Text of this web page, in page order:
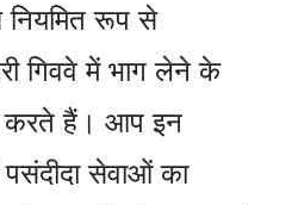
नियमित रूप से
गिववे में भाग लेने के
करते हैं। आप इन
पसंदीदा सेवाओं का